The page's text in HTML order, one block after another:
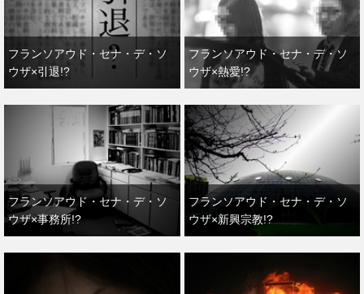
フランソアウド・セナ・デ・ソ
ウザ×引退!?
フランソアウド・セナ・デ・ソ
ウザ×熱愛!?
フランソアウド・セナ・デ・ソ
ウザ×事務所!?
フランソアウド・セナ・デ・ソ
ウザ×新興宗教!?